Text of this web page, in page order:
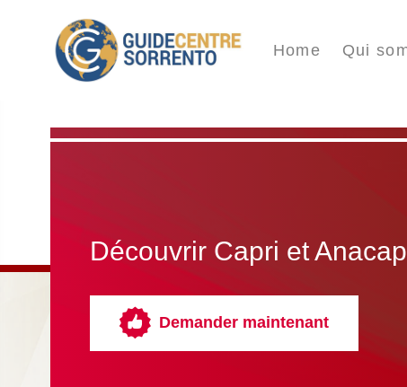
Home Qui
Découvrir Capri et
Demander maintenant